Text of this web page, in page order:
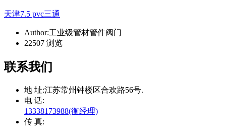
天津7.5 pvc三通
Author:工业级管材管件阀门
22507 浏览
联系我们
地 址:江苏常州钟楼区合欢路56号.
电 话:
13338173988(衡经理)
传 真: